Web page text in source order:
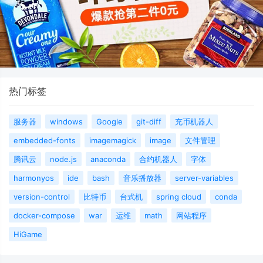
热门标签
服务器 windows Google git-diff
充币机器人
embedded-fonts
imagemagick image
文件管理
腾讯云
node.js anaconda 合约机器人
字体
harmonyos
ide bash 音乐播放器
server-variables
version-control
比特币 台式机 spring cloud
conda
docker-compose
war 运维 math
网站程序
HiGame